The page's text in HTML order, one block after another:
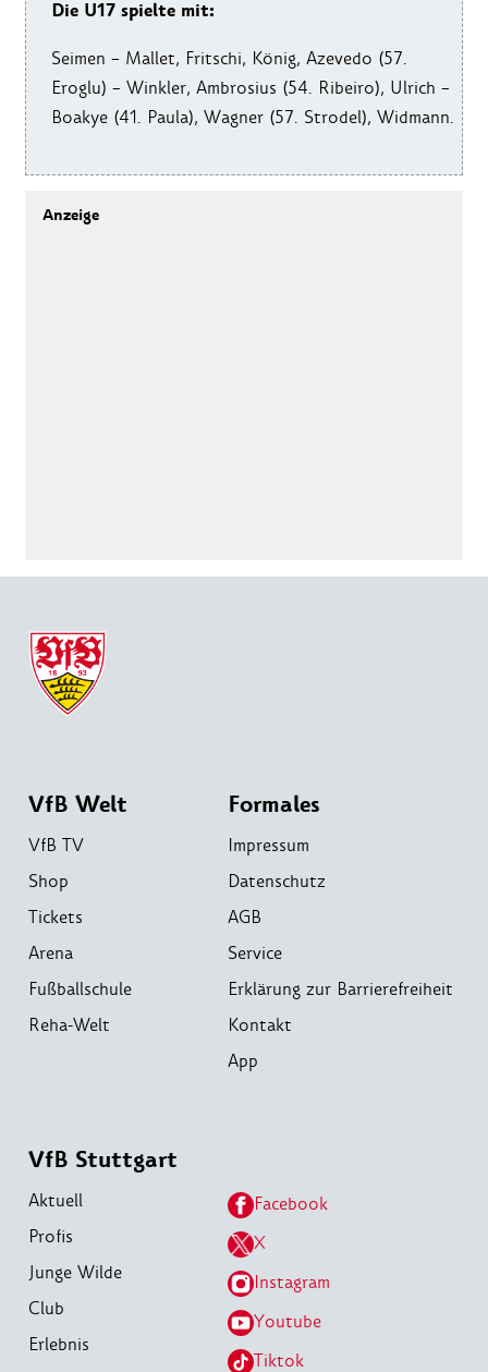
Die U17 spielte mit:
Seimen – Mallet, Fritschi, König, Azevedo (57.
Eroglu) – Winkler, Ambrosius (54. Ribeiro), Ulrich –
Boakye (41. Paula), Wagner (57. Strodel), Widmann.
VfB Welt
VfB TV
Shop
Tickets
Arena
Fußballschule
Reha-Welt
Formales
Impressum
Datenschutz
AGB
Service
Erklärung zur Barrierefreiheit
Kontakt
App
VfB Stuttgart
Aktuell
Profis
Junge Wilde
Club
Erlebnis
Facebook
X
Instagram
Youtube
Tiktok